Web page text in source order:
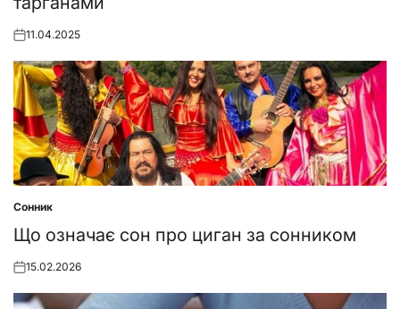
Posted
11.04.2025
Posted
in
Сонник
Що означає сон про циган за сонником
Posted
15.02.2026